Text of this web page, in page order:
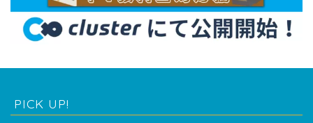
PICK UP!